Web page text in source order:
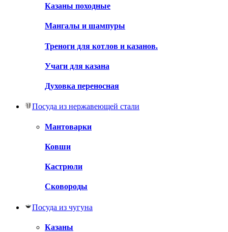
Казаны походные
Мангалы и шампуры
Треноги для котлов и казанов.
Учаги для казана
Духовка переносная
Посуда из нержавеющей стали
Мантоварки
Ковши
Кастрюли
Сковороды
Посуда из чугуна
Казаны